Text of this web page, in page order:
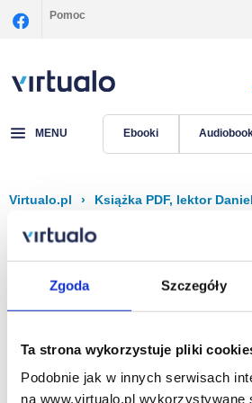
Zgoda Szczegóły
Ta strona wykorzystuje pliki
Podobnie jak w innych serwisach
na www.virtualo.pl wykorzystywane
Pomoc
MENU Ebooki
Virtualo.pl › Książka PDF, lektor
Filtruj